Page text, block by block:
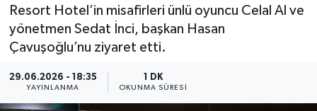
Resort Hotel’in misafirleri ünlü oyuncu Celal Al ve
yönetmen Sedat İnci, başkan Hasan
Çavuşoğlu’nu ziyaret etti.
29.06.2026 - 18:35
YAYINLANMA
1 DK
OKUNMA SÜRESI
Ekonomi
Gazipaşa
Haber Arşivi